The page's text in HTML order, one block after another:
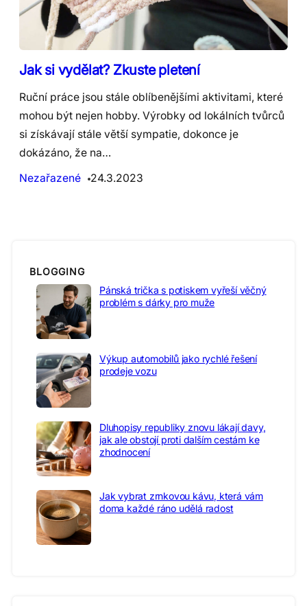
Jak si vydělat? Zkuste pletení
Ruční práce jsou stále oblíbenějšími aktivitami, které
mohou být nejen hobby. Výrobky od lokálních tvůrců
si získávají stále větší sympatie, dokonce je
dokázáno, že na…
Nezařazené
24.3.2023
BLOGGING
Pánská trička s potiskem vyřeší věčný
problém s dárky pro muže
Výkup automobilů jako rychlé řešení
prodeje vozu
Dluhopisy republiky znovu lákají davy,
jak ale obstojí proti dalším cestám ke
zhodnocení
Jak vybrat zrnkovou kávu, která vám
doma každé ráno udělá radost